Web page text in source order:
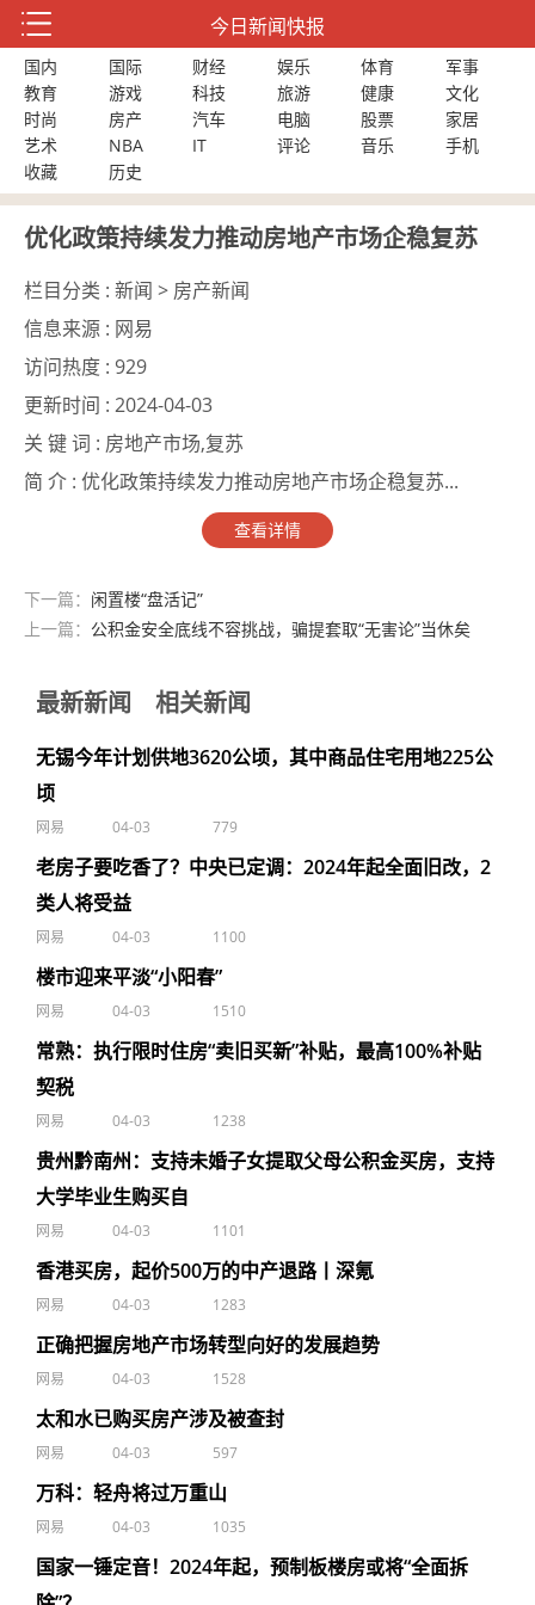
今日新闻快报
国内 国际 财经 娱乐 体育
军事
教育
游戏 科技 旅游 健康
文化
时尚
房产 汽车 电脑 股票
家居
艺术
NBA IT 评论 音乐
手机
收藏
历史
优化政策持续发力推动房地产市场企稳复苏
栏目分类 : 新闻 > 房产新闻
信息来源 : 网易
访问热度 : 929
更新时间 : 2024-04-03
关 键 词 : 房地产市场,复苏
简 介 : 优化政策持续发力推动房地产市场企稳复苏...
查看详情
下一篇： 闲置楼“盘活记”
上一篇： 公积金安全底线不容挑战，骗提套取“无害论”当休矣
最新新闻 相关新闻
无锡今年计划供地3620公顷，其中商品住宅用地225公
顷
网易 04-03 779
老房子要吃香了？中央已定调：2024年起全面旧改，2
类人将受益
网易 04-03 1100
楼市迎来平淡“小阳春”
网易 04-03 1510
常熟：执行限时住房“卖旧买新”补贴，最高100%补贴
契税
网易 04-03 1238
贵州黔南州：支持未婚子女提取父母公积金买房，支持
大学毕业生购买自
网易 04-03 1101
香港买房，起价500万的中产退路丨深氪
网易 04-03 1283
正确把握房地产市场转型向好的发展趋势
网易 04-03 1528
太和水已购买房产涉及被查封
网易 04-03 597
万科：轻舟将过万重山
网易 04-03 1035
国家一锤定音！2024年起，预制板楼房或将“全面拆